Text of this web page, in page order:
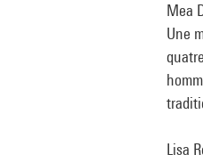
Mea
Une
Lisa